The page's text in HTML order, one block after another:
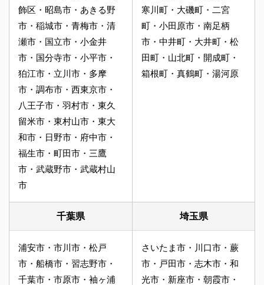
飾区・昭島市・あきる野
市・稲城市・青梅市・清
瀬市・国立市・小金井
市・国分寺市・小平市・
狛江市・立川市・多摩
市・調布市・西東京市・
八王子市・羽村市・東久
留米市・東村山市・東大
和市・日野市・府中市・
福生市・町田市・三鷹
市・武蔵野市・武蔵村山
市
寒川町・大磯町・二宮
町・小田原市・南足柄
市・中井町・大井町・松
田町・山北町・開成町・
箱根町・真鶴町・湯河原
千葉県
浦安市・市川市・松戸
市・船橋市・習志野市・
千葉市・市原市・袖ヶ浦
埼玉県
さいたま市・川口市・蕨
市・戸田市・志木市・和
光市・新座市・朝霞市・